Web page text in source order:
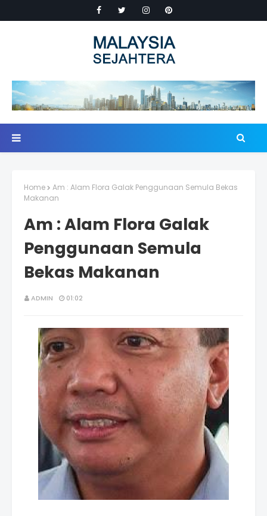
Home
Am : Alam Flora Galak Penggunaan Semula Bekas
Makanan
Am : Alam Flora Galak
Penggunaan Semula
Bekas Makanan
ADMIN 01:02